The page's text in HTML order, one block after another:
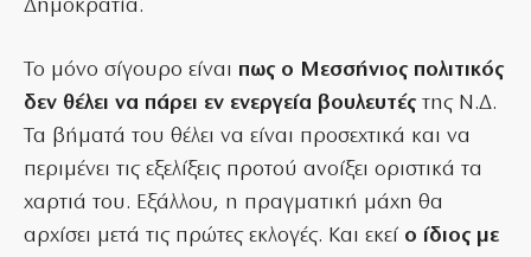
Δημοκρατία.
Το μόνο σίγουρο είναι πως ο Μεσσήνιος πολιτικός
δεν θέλει να πάρει εν ενεργεία βουλευτές της Ν.Δ.
Τα βήματά του θέλει να είναι προσεχτικά και να
περιμένει τις εξελίξεις προτού ανοίξει οριστικά τα
χαρτιά του. Εξάλλου, η πραγματική μάχη θα
αρχίσει μετά τις πρώτες εκλογές. Και εκεί ο ίδιος με